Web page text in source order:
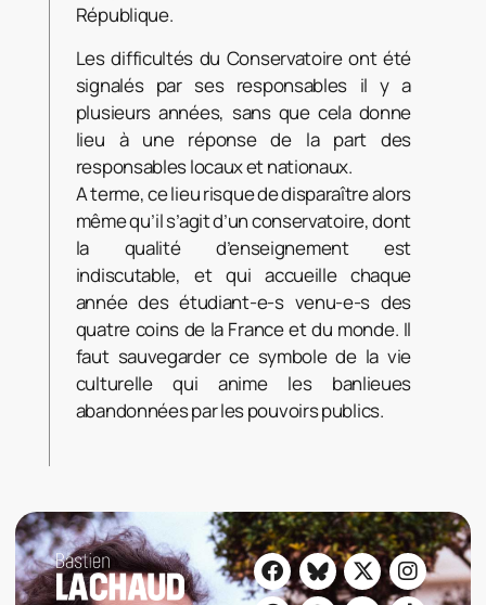
République.
Les difficultés du Conservatoire ont été
signalés par ses responsables il y a
plusieurs années, sans que cela donne
lieu à une réponse de la part des
responsables locaux et nationaux.
A terme, ce lieu risque de disparaître alors
même qu’il s’agit d’un conservatoire, dont
la qualité d’enseignement est
indiscutable, et qui accueille chaque
année des étudiant-e-s venu-e-s des
quatre coins de la France et du monde. Il
faut sauvegarder ce symbole de la vie
culturelle qui anime les banlieues
abandonnées par les pouvoirs publics.